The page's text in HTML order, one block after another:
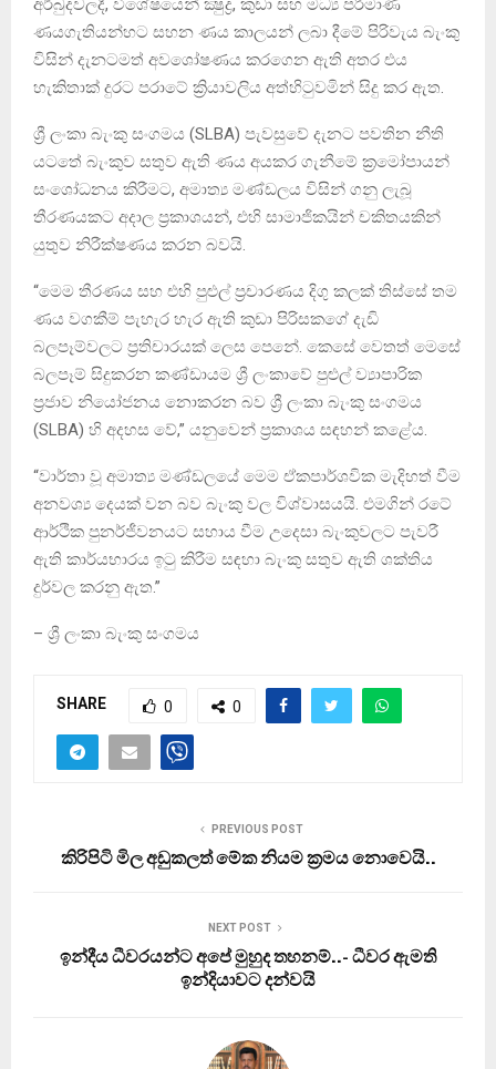
අර්බුදවලදී, විශේෂයෙන් ක්‍ෂුද්‍ර, කුඩා සහ මධ්‍ය පරිමාණ
ණයගැතියන්හට සහන ණය කාලයන් ලබා දීමේ පිරිවැය බැංකු
විසින් දැනටමත් අවශෝෂණය කරගෙන ඇති අතර එය
හැකිතාක් දුරට පරාටේ ක්‍රියාවලිය අත්හිටුවමින් සිදු කර ඇත.
ශ්‍රී ලංකා බැංකු සංගමය (SLBA) පැවසුවේ දැනට පවතින නීති
යටතේ බැංකුව සතුව ඇති ණය අයකර ගැනීමේ ක්‍රමෝපායන්
සංශෝධනය කිරීමට, අමාත්‍ය මණ්ඩලය විසින් ගනු ලැබූ
තීරණයකට අදාල ප්‍රකාශයන්, එහි සාමාජිකයින් චකිතයකින්
යුතුව නිරීක්ෂණය කරන බවයි.
“මෙම තීරණය සහ එහි පුළුල් ප්‍රචාරණය දිගු කලක් තිස්සේ තම
ණය වගකීම් පැහැර හැර ඇති කුඩා පිරිසකගේ දැඩි
බලපෑම්වලට ප්‍රතිචාරයක් ලෙස පෙනේ. කෙසේ වෙතත් මෙසේ
බලපෑම් සිදුකරන කණ්ඩායම ශ්‍රී ලංකාවේ පුළුල් ව්‍යාපාරික
ප්‍රජාව නියෝජනය නොකරන බව ශ්‍රී ලංකා බැංකු සංගමය
(SLBA) හි අදහස වේ,” යනුවෙන් ප්‍රකාශය සඳහන් කළේය.
“වාර්තා වූ අමාත්‍ය මණ්ඩලයේ මෙම ඒකපාර්ශවික මැදිහත් වීම
අනවශ්‍ය දෙයක් වන බව බැංකු වල විශ්වාසයයි. එමගින් රටේ
ආර්ථික පුනර්ජීවනයට සහාය වීම උදෙසා බැංකුවලට පැවරී
ඇති කාර්යභාරය ඉටු කිරීම සඳහා බැංකු සතුව ඇති ශක්තිය
දුර්වල කරනු ඇත.”
– ශ්‍රී ලංකා බැංකු සංගමය
SHARE 0 0
PREVIOUS POST
කිරිපිටි මිල අඩුකලත් මේක නියම ක්‍රමය නොවෙයි..
NEXT POST
ඉන්දීය ධීවරයන්ට අපේ මුහුද තහනම්..- ධීවර ඇමති
ඉන්දියාවට දන්වයි